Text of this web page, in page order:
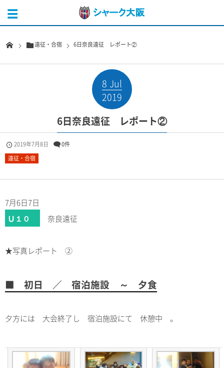
遠征・合宿 6日奈良遠征 レポート②
8 Jul
2019
6日奈良遠征 レポート②
2019年7月8日
0件
遠征・合宿
7月6日7日
Ｕ１０
奈良遠征
★写真レポート ②
■ 初日 ／ 宿泊施設 ～ 夕食
夕方には 大会終了し 宿泊施設にて 休憩中 。